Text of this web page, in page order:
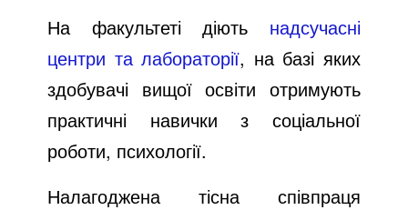
На факультеті діють надсучасні
центри та лабораторії, на базі яких
здобувачі вищої освіти отримують
практичні навички з соціальної
роботи, психології.
Налагоджена тісна співпраця